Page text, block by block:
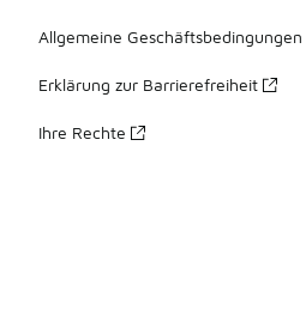
Allgemeine Geschäftsbedingungen
Erklärung zur Barrierefreiheit
Ihre Rechte